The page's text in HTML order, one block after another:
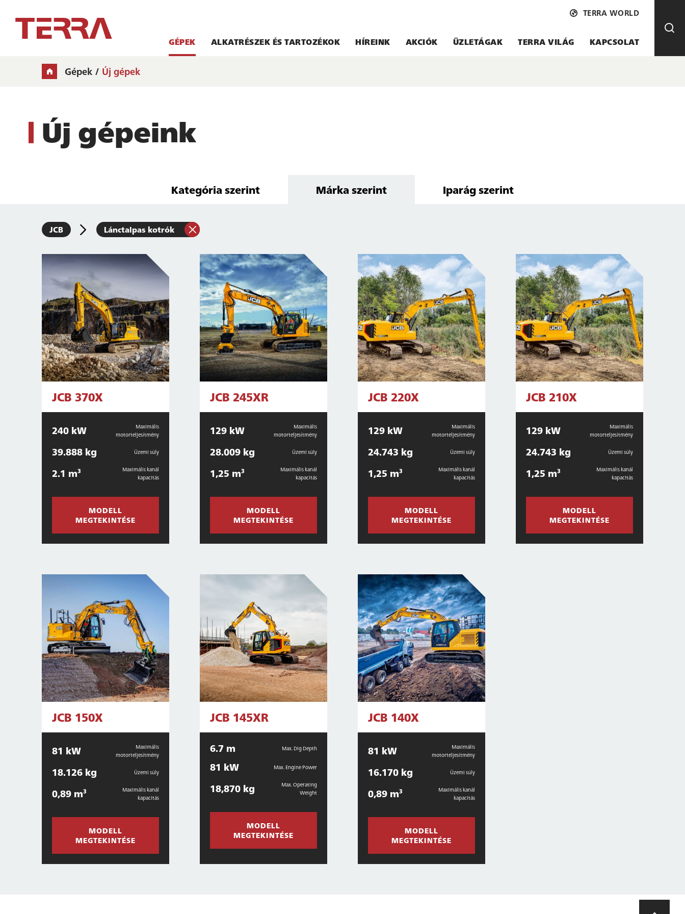
GÉPEK ALKATRÉSZEK ÉS TARTOZÉKOK HÍREINK AKCIÓK ÜZLETÁGAK TERRA VILÁG KAPCSOLAT
TERRA WORLD
Gépek Új gépek
Új gépeink
Kategória szerint Márka szerint Iparág szerint
JCB Lánctalpas kotrók
JCB 370X
240 kW
Maximális
motorteljesítmény
39.888 kg Üzemi súly
2.1 m³
Maximális kanál
kapacitás
MODELL
MEGTEKINTÉSE
JCB 245XR
129 kW
Maximális
motorteljesítmény
28.009 kg Üzemi súly
1,25 m³
Maximális kanál
kapacitás
MODELL
MEGTEKINTÉSE
JCB 220X
129 kW
Maximális
motorteljesítmény
24.743 kg Üzemi súly
1,25 m³
Maximális kanál
kapacitás
MODELL
MEGTEKINTÉSE
JCB 210X
129 kW
Maximális
motorteljesítmény
24.743 kg Üzemi súly
1,25 m³
Maximális kanál
kapacitás
MODELL
MEGTEKINTÉSE
JCB 150X
81 kW
Maximális
motorteljesítmény
18.126 kg Üzemi súly
0,89 m³
Maximális kanál
kapacitás
MODELL
MEGTEKINTÉSE
JCB 145XR
6.7 m Max. Dig Depth
81 kW Max. Engine Power
18,870 kg
Max. Operating
Weight
MODELL
MEGTEKINTÉSE
JCB 140X
81 kW
Maximális
motorteljesítmény
16.170 kg Üzemi súly
0,89 m³
Maximális kanál
kapacitás
MODELL
MEGTEKINTÉSE